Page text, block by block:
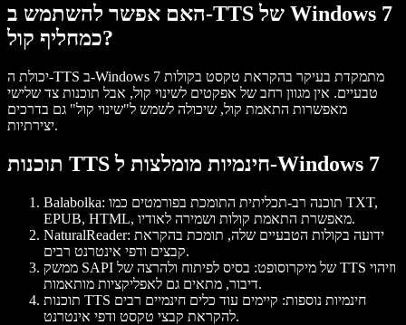
האם אפשר להשתמש ב-TTS של Windows 7
כמחליף קול?
יכולת ה-TTS ב-Windows 7 מתמקדת בעיקר בהקראת טקסט בקולות
טבעיים. אין מגוון רחב של אפקטים לשינוי קול, אבל תוכנות צד שלישי
מאפשרות התאמת קול, שיכולה לשמש ל"שינוי קול" גם בדרכים
יצירתיות.
תוכנות TTS חינמיות מומלצות ל-Windows 7
Balabolka: תוכנה רב-תכליתית התומכת בפורמטים כמו TXT,
EPUB, HTML, מאפשרת התאמת קולות ושמירה לאודיו.
NaturalReader: ידועה בקולות הטבעיים שלה, תומכת בהקראת
קבצים ודפי אינטרנט רבים.
ממשק SAPI של מיקרוסופט: בסיס לפיתוח ולהרצה של TTS וזיהוי
דיבור, מתאים גם לאפליקציות מותאמות.
תוכנות TTS חינמיות נוספות: קיימים עוד כלים חינמיים רבים
להקראת קבצי טקסט ודפי אינטרנט.